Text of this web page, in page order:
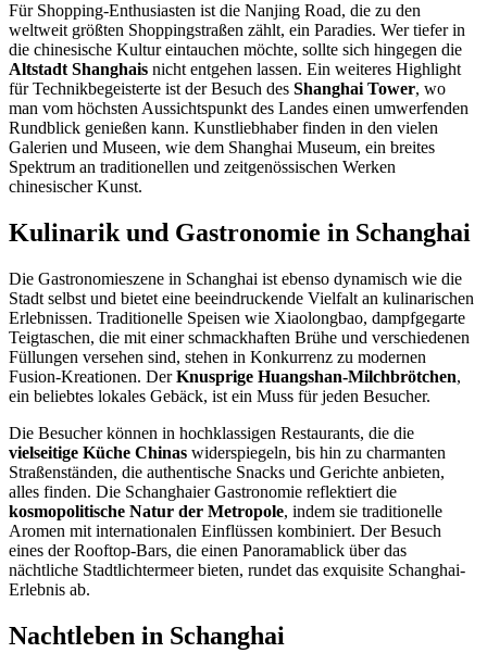
Für Shopping-Enthusiasten ist die Nanjing Road, die zu den
weltweit größten Shoppingstraßen zählt, ein Paradies. Wer tiefer in
die chinesische Kultur eintauchen möchte, sollte sich hingegen die
Altstadt Shanghais nicht entgehen lassen. Ein weiteres Highlight
für Technikbegeisterte ist der Besuch des Shanghai Tower, wo
man vom höchsten Aussichtspunkt des Landes einen umwerfenden
Rundblick genießen kann. Kunstliebhaber finden in den vielen
Galerien und Museen, wie dem Shanghai Museum, ein breites
Spektrum an traditionellen und zeitgenössischen Werken
chinesischer Kunst.
Kulinarik und Gastronomie in Schanghai
Die Gastronomieszene in Schanghai ist ebenso dynamisch wie die
Stadt selbst und bietet eine beeindruckende Vielfalt an kulinarischen
Erlebnissen. Traditionelle Speisen wie Xiaolongbao, dampfgegarte
Teigtaschen, die mit einer schmackhaften Brühe und verschiedenen
Füllungen versehen sind, stehen in Konkurrenz zu modernen
Fusion-Kreationen. DerKnusprige Huangshan-Milchbrötchen,
ein beliebtes lokales Gebäck, ist ein Muss für jeden Besucher.
Die Besucher können in hochklassigen Restaurants, die die
vielseitige Küche Chinas widerspiegeln, bis hin zu charmanten
Straßenständen, die authentische Snacks und Gerichte anbieten,
alles finden. Die Schanghaier Gastronomie reflektiert die
kosmopolitische Natur der Metropole, indem sie traditionelle
Aromen mit internationalen Einflüssen kombiniert. Der Besuch
eines der Rooftop-Bars, die einen Panoramablick über das
nächtliche Stadtlichtermeer bieten, rundet das exquisite Schanghai-
Erlebnis ab.
Nachtleben in Schanghai